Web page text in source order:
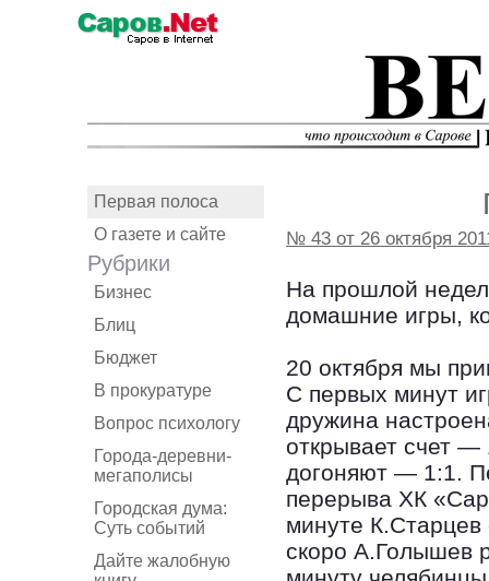
Первая полоса
О газете и сайте
Рубрики
Бизнес
Блиц
Бюджет
В прокуратуре
Вопрос психологу
Города-деревни-
мегаполисы
Городская дума:
Суть событий
Дайте жалобную
№ 43 от 26 октября
На прошлой
домашние игры,
20 октября мы
С первых минут
дружина
открывает счет —
догоняют — 1:1.
перерыва ХК
минуте К.Старцев
скоро А.Голышев